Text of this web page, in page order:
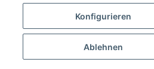
Konfigurieren
Ablehnen